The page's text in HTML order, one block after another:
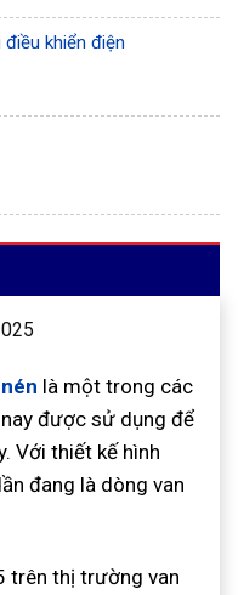
điều khiển điện
là một trong các
được sử dụng để
Với thiết kế hình
đang là dòng van
trên thị trường van